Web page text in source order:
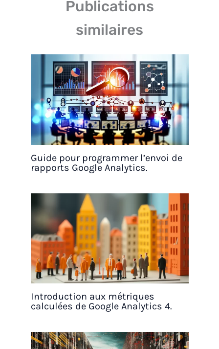
Publications
similaires
Guide pour programmer l’envoi de
rapports Google Analytics.
Introduction aux métriques
calculées de Google Analytics 4.